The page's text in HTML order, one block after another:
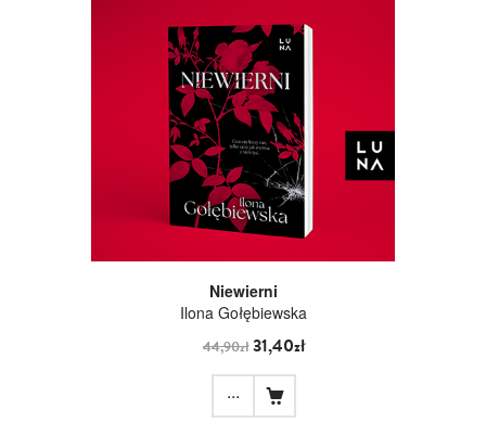
Niewierni
Ilona Gołębiewska
44,90zł31,40zł
...